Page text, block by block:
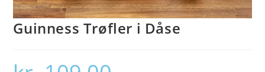
Guinness Trøfler i Dåse